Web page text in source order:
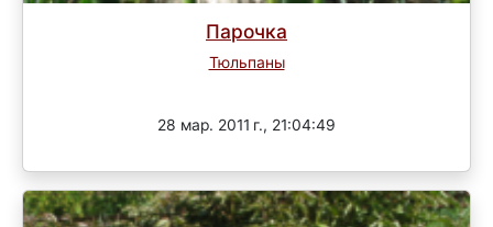
Парочка
Тюльпаны
28 мар. 2011 г., 21:04:49